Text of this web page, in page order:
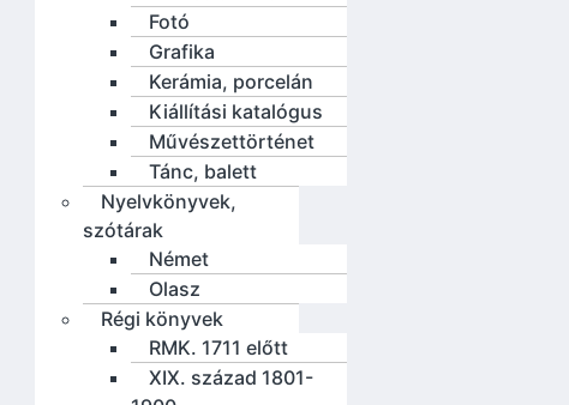
Fotó
Grafika
Kerámia, porcelán
Kiállítási katalógus
Művészettörténet
Tánc, balett
Nyelvkönyvek,
szótárak
Német
Olasz
Régi könyvek
RMK. 1711 előtt
XIX. század 1801-